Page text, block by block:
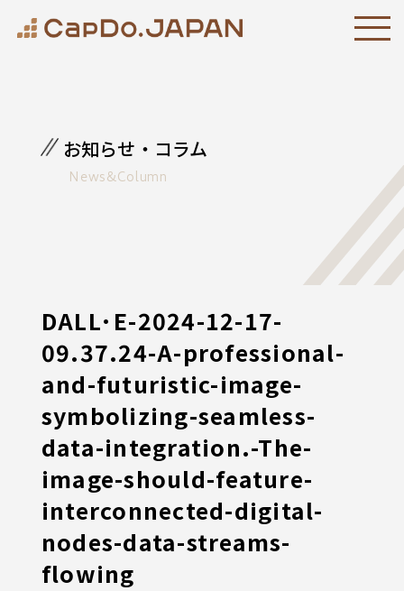
お知らせ・コラム
News&Column
DALL·E-2024-12-17-
09.37.24-A-professional-
and-futuristic-image-
symbolizing-seamless-
data-integration.-The-
image-should-feature-
interconnected-digital-
nodes-data-streams-
flowing